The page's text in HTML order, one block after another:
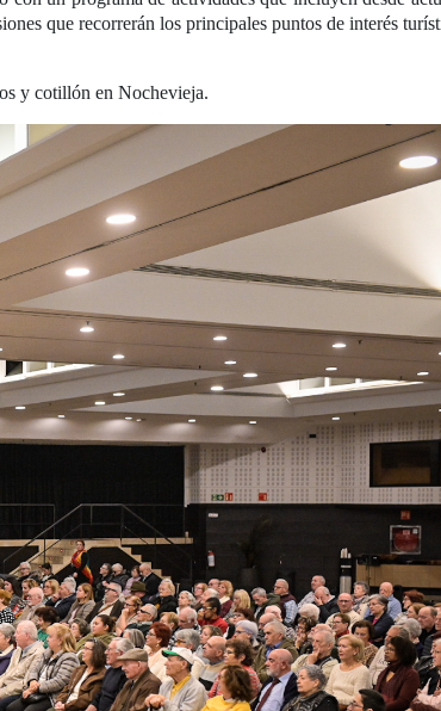
que recorrerán los principales puntos de interés
y cotillón en Nochevieja.